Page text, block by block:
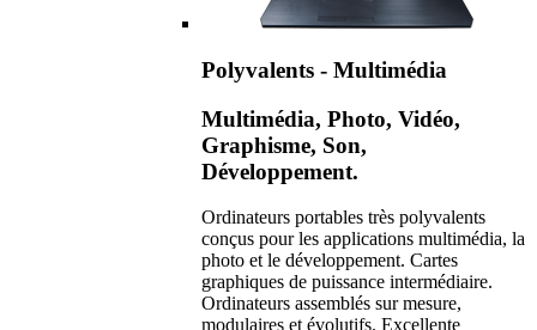
Polyvalents - Multimédia
Multimédia, Photo, Vidéo,
Graphisme, Son,
Développement.
Ordinateurs portables très polyvalents
conçus pour les applications multimédia, la
photo et le développement. Cartes
graphiques de puissance intermédiaire.
Ordinateurs assemblés sur mesure,
modulaires et évolutifs. Excellente